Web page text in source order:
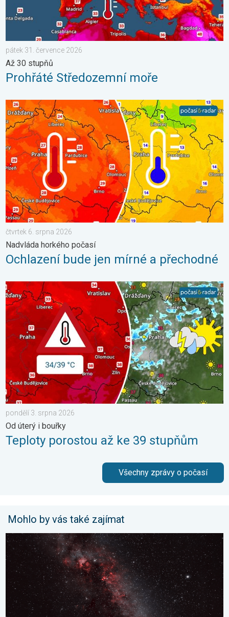
pátek 31. července 2026
Až 30 stupňů
Prohřáté Středozemní moře
Ochlazení bude jen mírné a přechodné. Nadvláda horkého
čtvrtek 6. srpna 2026
Nadvláda horkého počasí
Ochlazení bude jen mírné a přechodné
Teploty porostou až ke 39 stupňům. Od úterý i bouřky. . .
pondělí 3. srpna 2026
Od úterý i bouřky
Teploty porostou až ke 39 stupňům
Všechny zprávy o počasí
Mohlo by vás také zajímat
Pás Mléčné dráhy. Noční pozorování. . . sobota 16. května